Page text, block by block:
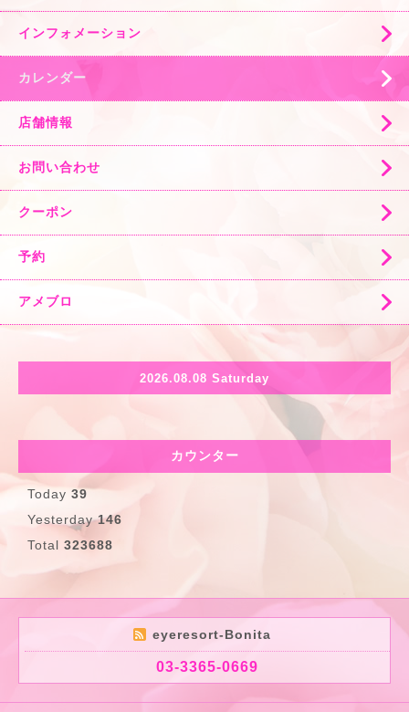
インフォメーション
カレンダー
店舗情報
お問い合わせ
クーポン
予約
アメブロ
2026.08.08 Saturday
カウンター
Today 39
Yesterday146
Total 323688
eyeresort-Bonita
03-3365-0669